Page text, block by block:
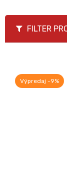
FILTER
Výpredaj -9%